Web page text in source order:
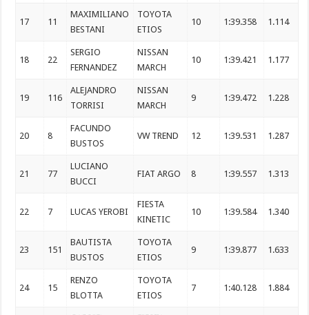
17 11
MAXIMILIANO
BESTANI
TOYOTA
ETIOS
10 1:39.358 1.114
18 22
SERGIO
FERNANDEZ
NISSAN
MARCH
10 1:39.421 1.177
19 116
ALEJANDRO
TORRISI
NISSAN
MARCH
9 1:39.472 1.228
20 8
FACUNDO
BUSTOS
VW TREND 12 1:39.531 1.287
21 77
LUCIANO
BUCCI
FIAT ARGO 8 1:39.557 1.313
22 7 LUCAS YEROBI
FIESTA
KINETIC
10 1:39.584 1.340
23 151
BAUTISTA
BUSTOS
TOYOTA
ETIOS
9 1:39.877 1.633
24 15
RENZO
BLOTTA
TOYOTA
ETIOS
7 1:40.128 1.884